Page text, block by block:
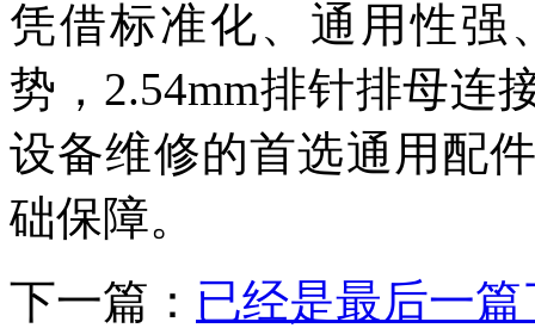
凭借标准化、通用性强
势，2.54mm排针排母连
设备维修的首选通用配
础保障。
下一篇： 已经是最后一篇